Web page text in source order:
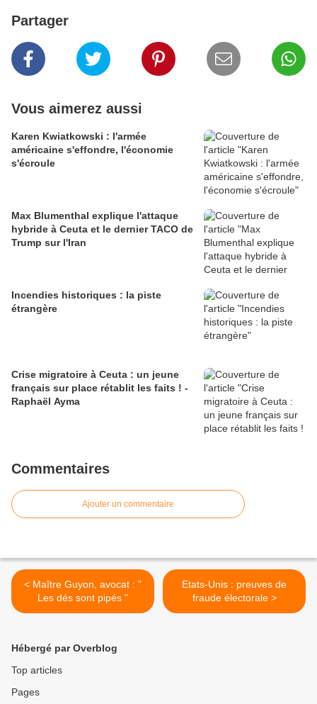
Partager
Vous aimerez aussi
Karen Kwiatkowski : l'armée
américaine s'effondre, l'économie
s'écroule
Max Blumenthal explique l'attaque
hybride à Ceuta et le dernier TACO de
Trump sur l'Iran
Incendies historiques : la piste
étrangère
Crise migratoire à Ceuta : un jeune
français sur place rétablit les faits ! -
Raphaël Ayma
Commentaires
Ajouter un commentaire
< Maître Guyon, avocat : "
Les dés sont pipés "
Etats-Unis : preuves de
fraude électorale >
Hébergé par Overblog
Top articles
Pages